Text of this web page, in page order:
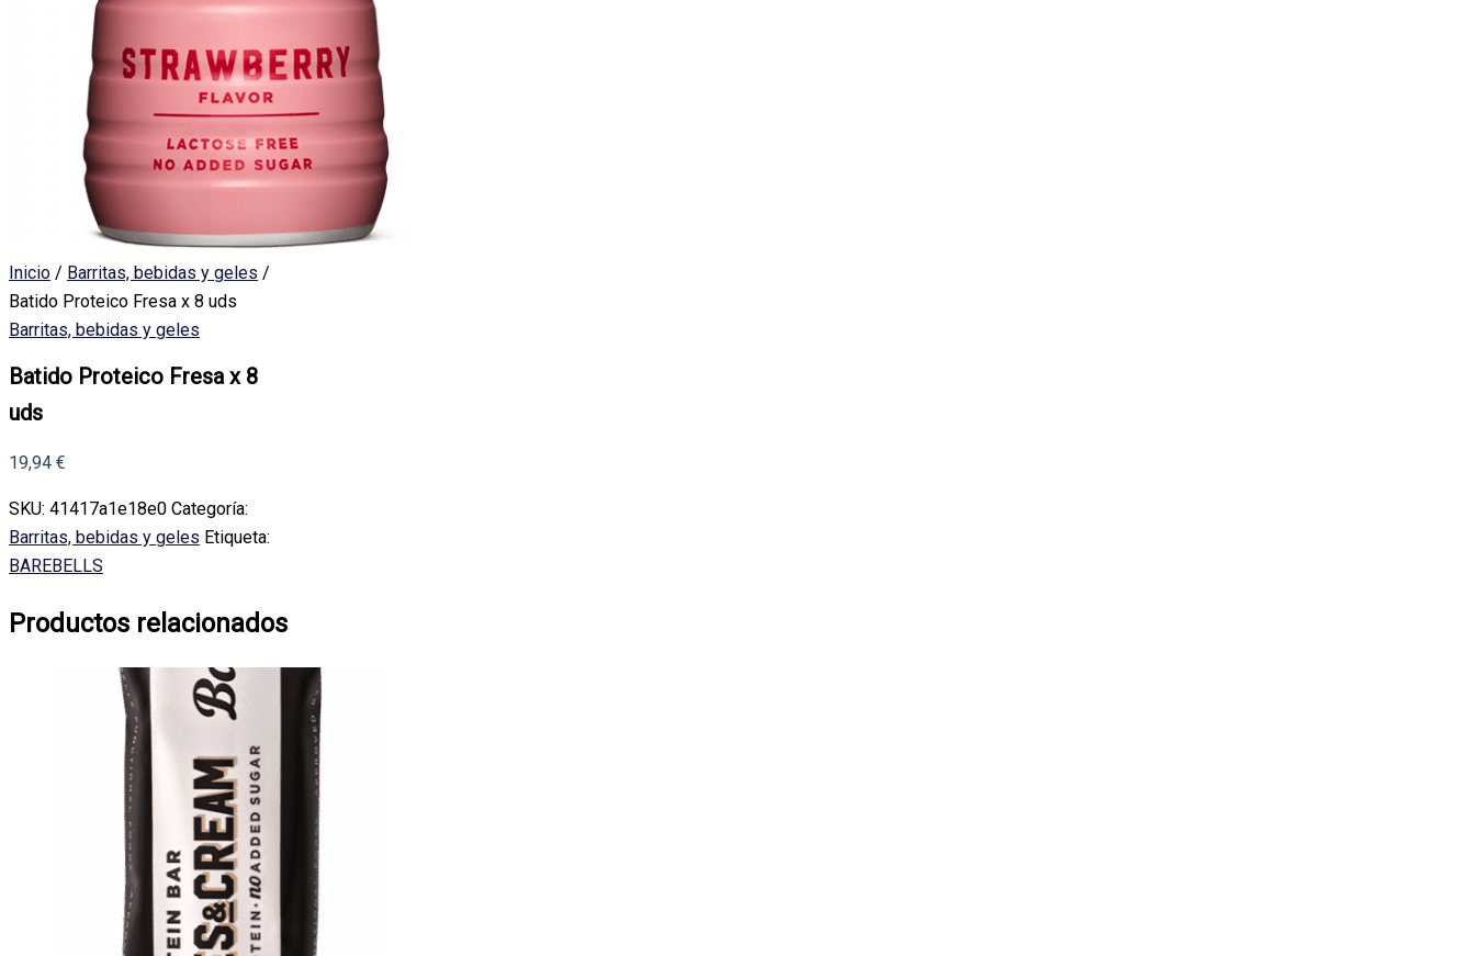
Inicio / Barritas, bebidas y geles /
Batido Proteico Fresa x 8 uds
Barritas, bebidas y geles
Batido Proteico Fresa x 8
uds
19,94 €
SKU: 41417a1e18e0 Categoría:
Barritas, bebidas y geles Etiqueta:
BAREBELLS
Productos relacionados